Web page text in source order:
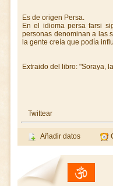
Es de origen Persa.
En el idioma persa farsi
personas denominan a las
la gente creía que podía
Extraido del libro: "Soraya,
Twittear
Añadir datos